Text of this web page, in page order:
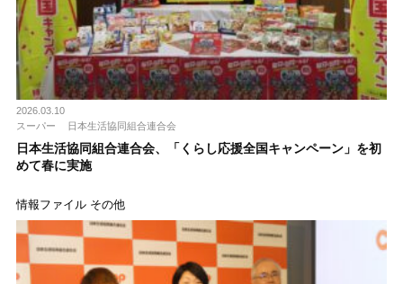
2026.03.10
スーパー
日本生活協同組合連合会
日本生活協同組合連合会、「くらし応援全国キャンペーン」を初
めて春に実施
情報ファイル その他